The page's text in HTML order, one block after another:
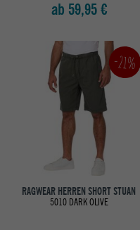
ab 59,95 €
-21%
RAGWEAR HERREN SHORT STUAN
5010 DARK OLIVE